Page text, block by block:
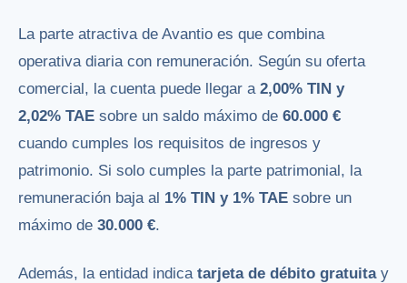
La parte atractiva de Avantio es que combina
operativa diaria con remuneración. Según su oferta
comercial, la cuenta puede llegar a 2,00% TIN y
2,02% TAE sobre un saldo máximo de 60.000 €
cuando cumples los requisitos de ingresos y
patrimonio. Si solo cumples la parte patrimonial, la
remuneración baja al 1% TIN y 1% TAE sobre un
máximo de 30.000 €.
Además, la entidad indica tarjeta de débito gratuitay